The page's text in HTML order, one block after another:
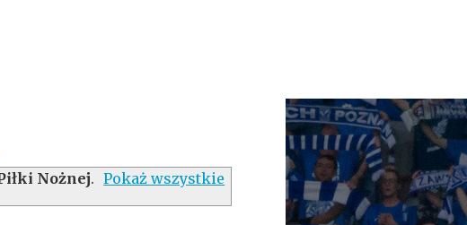
Nożnej. Pokaż wszystkie